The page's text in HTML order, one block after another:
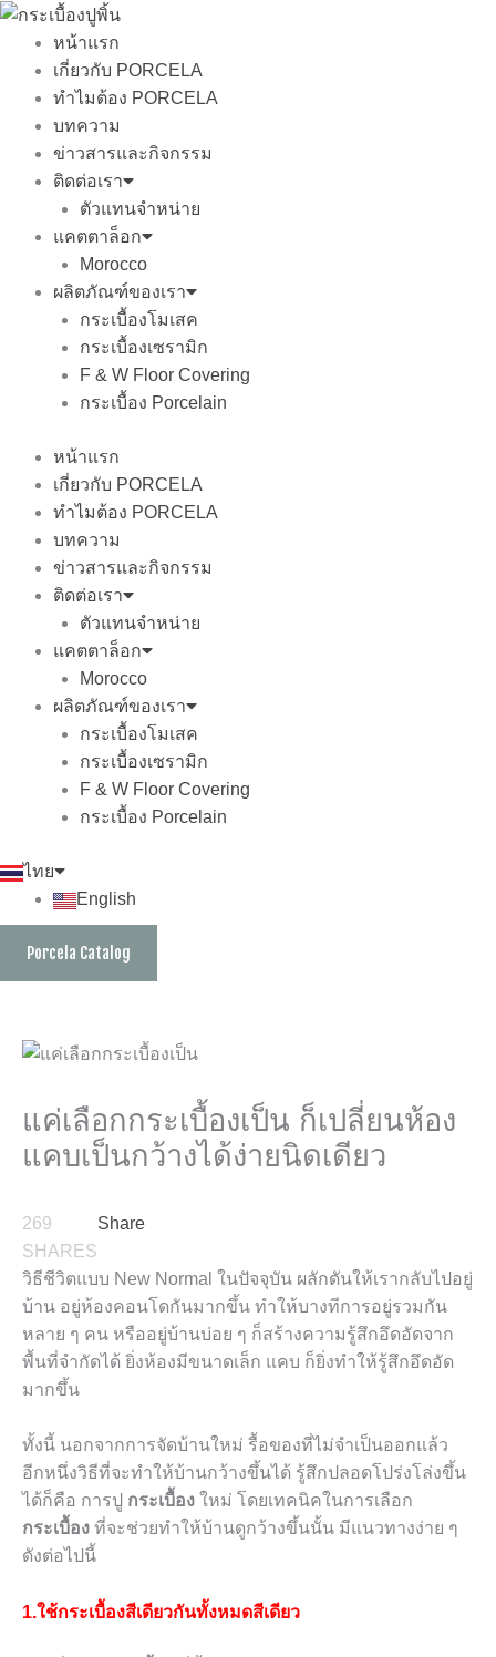
Skip
content
หน้าแรก
เกี่ยวกับ PORCELA
ทำไมต้อง PORCELA
บทความ
ข่าวสารและกิจกรรม
ติดต่อเรา
ตัวแทนจำหน่าย
แคตตาล็อก
Morocco
ผลิตภัณฑ์ของเรา
กระเบื้องโมเสค
กระเบื้องเซรามิก
F & W Floor Covering
กระเบื้อง Porcelain
หน้าแรก
เกี่ยวกับ PORCELA
ทำไมต้อง PORCELA
บทความ
ข่าวสารและกิจกรรม
ติดต่อเรา
ตัวแทนจำหน่าย
แคตตาล็อก
Morocco
ผลิตภัณฑ์ของเรา
กระเบื้องโมเสค
กระเบื้องเซรามิก
F & W Floor Covering
กระเบื้อง Porcelain
ไทย
English
Porcela Catalog
แค่เลือกกระเบื้องเป็น ก็เปลี่ยนห้อง
แคบเป็นกว้างได้ง่ายนิดเดียว
269
SHARES
Share
วิธีชีวิตแบบ New Normal ในปัจจุบัน ผลักดันให้เรากลับไปอยู่
บ้าน อยู่ห้องคอนโดกันมากขึ้น ทำให้บางทีการอยู่รวมกัน
หลาย ๆ คน หรืออยู่บ้านบ่อย ๆ ก็สร้างความรู้สึกอึดอัดจาก
พื้นที่จำกัดได้ ยิ่งห้องมีขนาดเล็ก แคบ ก็ยิ่งทำให้รู้สึกอึดอัด
มากขึ้น
ทั้งนี้ นอกจากการจัดบ้านใหม่ รื้อของที่ไม่จำเป็นออกแล้ว
อีกหนึ่งวิธีที่จะทำให้บ้านกว้างขึ้นได้ รู้สึกปลอดโปร่งโล่งขึ้น
ได้ก็คือ การปู กระเบื้อง ใหม่ โดยเทคนิคในการเลือก
กระเบื้อง ที่จะช่วยทำให้บ้านดูกว้างขึ้นนั้น มีแนวทางง่าย ๆ
ดังต่อไปนี้
1.ใช้กระเบื้องสีเดียวกันทั้งหมดสีเดียว